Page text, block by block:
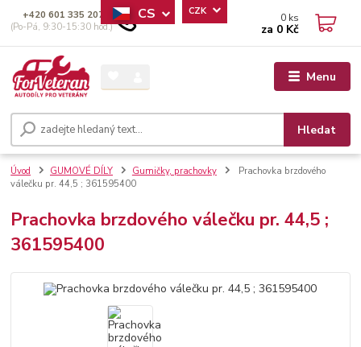
Menu
CS CZK
Hledat
+420 601 335 207
(Po-Pá, 9:30-15:30 hod.)
0 ks
za 0 Kč
Úvod GUMOVÉ DÍLY Gumičky, prachovky
Prachovka brzdového
válečku pr. 44,5 ; 361595400
Prachovka brzdového válečku pr. 44,5 ;
361595400